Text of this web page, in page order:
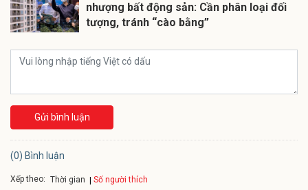
nhượng bất động sản: Cần phân loại đối
tượng, tránh “cào bằng”
Gửi bình luận
(0) Bình luận
Xếp theo: Thời gian Số người thích